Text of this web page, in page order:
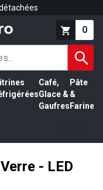
0
Café,
Glace &
Gaufres
Pâte
&
Farine
- LED